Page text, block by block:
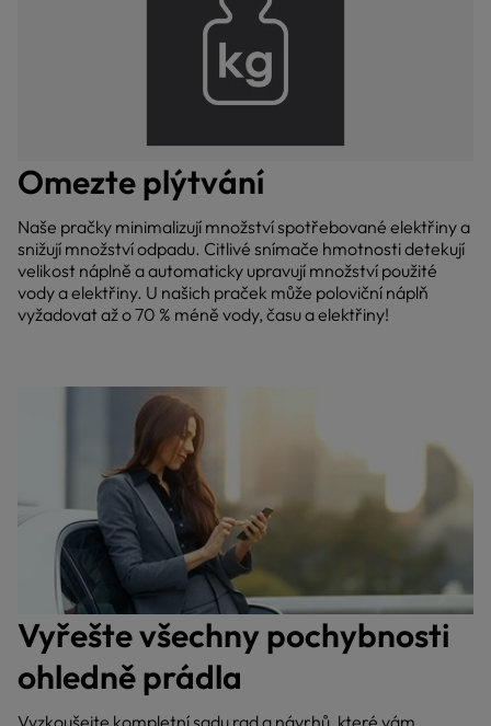
Omezte plýtvání
Naše pračky minimalizují množství spotřebované elektřiny a
snižují množství odpadu. Citlivé snímače hmotnosti detekují
velikost náplně a automaticky upravují množství použité
vody a elektřiny. U našich praček může poloviční náplň
vyžadovat až o 70 % méně vody, času a elektřiny!
Vyřešte všechny pochybnosti
ohledně prádla